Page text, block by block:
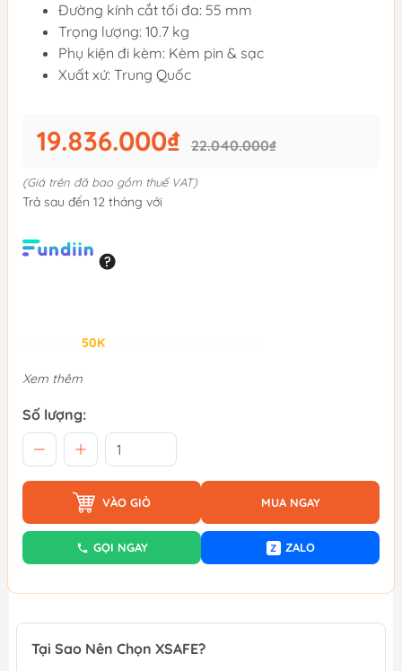
Đường kính cắt tối đa: 55 mm
Trọng lượng: 10.7 kg
Phụ kiện đi kèm: Kèm pin & sạc
Xuất xứ: Trung Quốc
19.836.000₫ 22.040.000₫
(Giá trên đã bao gồm thuế VAT)
Trả sau đến 12 tháng với
50K
Xem thêm
Số lượng:
VÀO GIỎ MUA NGAY
GỌI NGAY Z ZALO
Tại Sao Nên Chọn XSAFE?